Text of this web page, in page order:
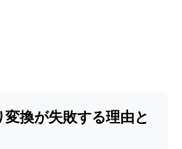
変換が失敗する理由と